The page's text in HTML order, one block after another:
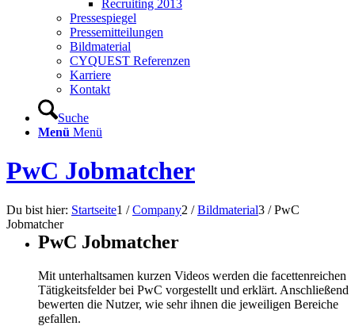
Recruiting 2013
Pressespiegel
Pressemitteilungen
Bildmaterial
CYQUEST Referenzen
Karriere
Kontakt
Suche
Menü Menü
PwC Jobmatcher
Du bist hier: Startseite1 / Company2 / Bildmaterial3 / PwC
Jobmatcher
PwC Jobmatcher
Mit unterhaltsamen kurzen Videos werden die facettenreichen
Tätigkeitsfelder bei PwC vorgestellt und erklärt. Anschließend
bewerten die Nutzer, wie sehr ihnen die jeweiligen Bereiche
gefallen.